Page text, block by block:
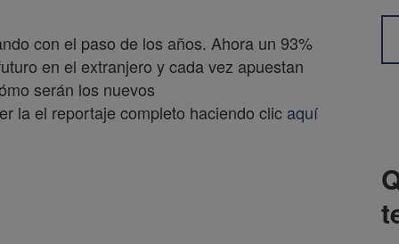
con el paso de los años. Ahora un 93%
en el extranjero y cada vez apuestan
serán los nuevos
la el reportaje completo haciendo clic aquí